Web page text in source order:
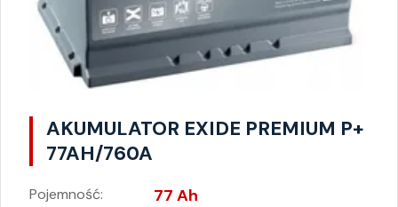
AKUMULATOR EXIDE PREMIUM P+
77AH/760A
Pojemność: 77 Ah